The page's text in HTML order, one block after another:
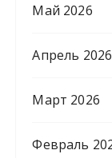
Май 2026
Апрель 2026
Март 2026
Февраль